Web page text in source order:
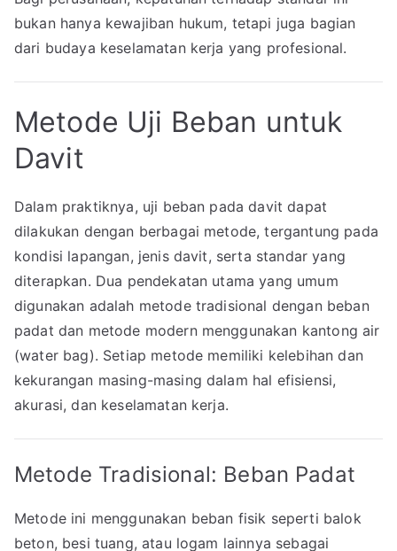
bukan hanya kewajiban hukum, tetapi juga bagian
dari budaya keselamatan kerja yang profesional.
Metode Uji Beban untuk
Davit
Dalam praktiknya, uji beban pada davit dapat
dilakukan dengan berbagai metode, tergantung pada
kondisi lapangan, jenis davit, serta standar yang
diterapkan. Dua pendekatan utama yang umum
digunakan adalah metode tradisional dengan beban
padat dan metode modern menggunakan kantong air
(water bag). Setiap metode memiliki kelebihan dan
kekurangan masing-masing dalam hal efisiensi,
akurasi, dan keselamatan kerja.
Metode Tradisional: Beban Padat
Metode ini menggunakan beban fisik seperti balok
beton, besi tuang, atau logam lainnya sebagai